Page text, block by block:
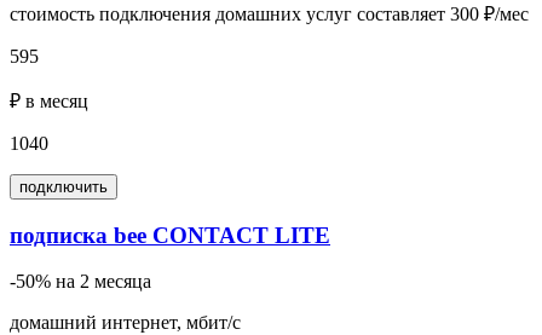
стоимость подключения домашних услуг составляет 300 ₽/мес
595
₽ в месяц
1040
подключить
подписка bee CONTACT LITE
-50% на 2 месяца
домашний интернет, мбит/с